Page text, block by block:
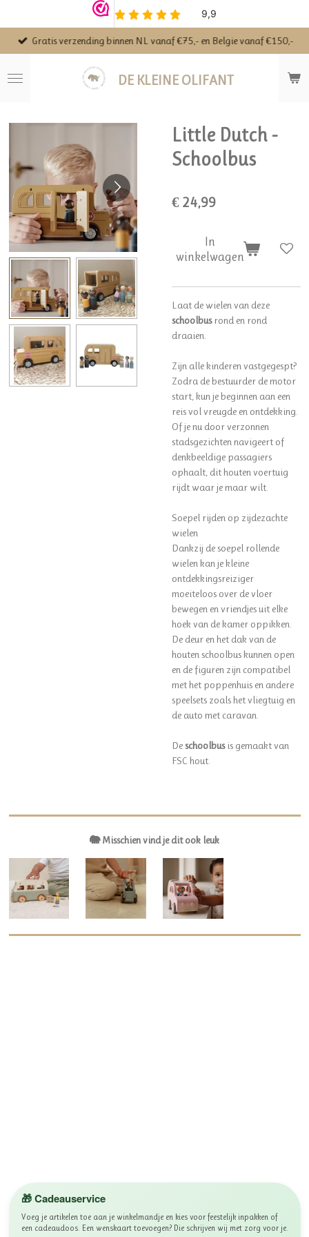
direct
naar
hoofdinhoud
DE KLEINE OLIFANT
Gratis verzending binnen NL vanaf €75,- en Belgie vanaf €150,-
Little Dutch -
Schoolbus
€ 24,99
In
winkelwagen
Laat de wielen van deze
schoolbusrond en rond
draaien.
Zijn alle kinderen vastgegespt?
Zodra de bestuurder de motor
start, kun je beginnen aan een
reis vol vreugde en ontdekking.
Of je nu door verzonnen
stadsgezichten navigeert of
denkbeeldige passagiers
ophaalt, dit houten voertuig
rijdt waar je maar wilt.
Soepel rijden op zijdezachte
wielen
Dankzij de soepel rollende
wielen kan je kleine
ontdekkingsreiziger
moeiteloos over de vloer
bewegen en vriendjes uit elke
hoek van de kamer oppikken.
De deur en het dak van de
houten schoolbus kunnen open
en de figuren zijn compatibel
met het poppenhuis en andere
speelsets zoals het vliegtuig en
de auto met caravan.
Deschoolbusis gemaakt van
FSC hout.
🐘 Misschien vind je dit ook leuk
🎁 Cadeauservice
Voeg je artikelen toe aan je winkelmandje en kies voor feestelijk inpakken of
een cadeaudoos. Een wenskaart toevoegen? Die schrijven wij met zorg voor je.